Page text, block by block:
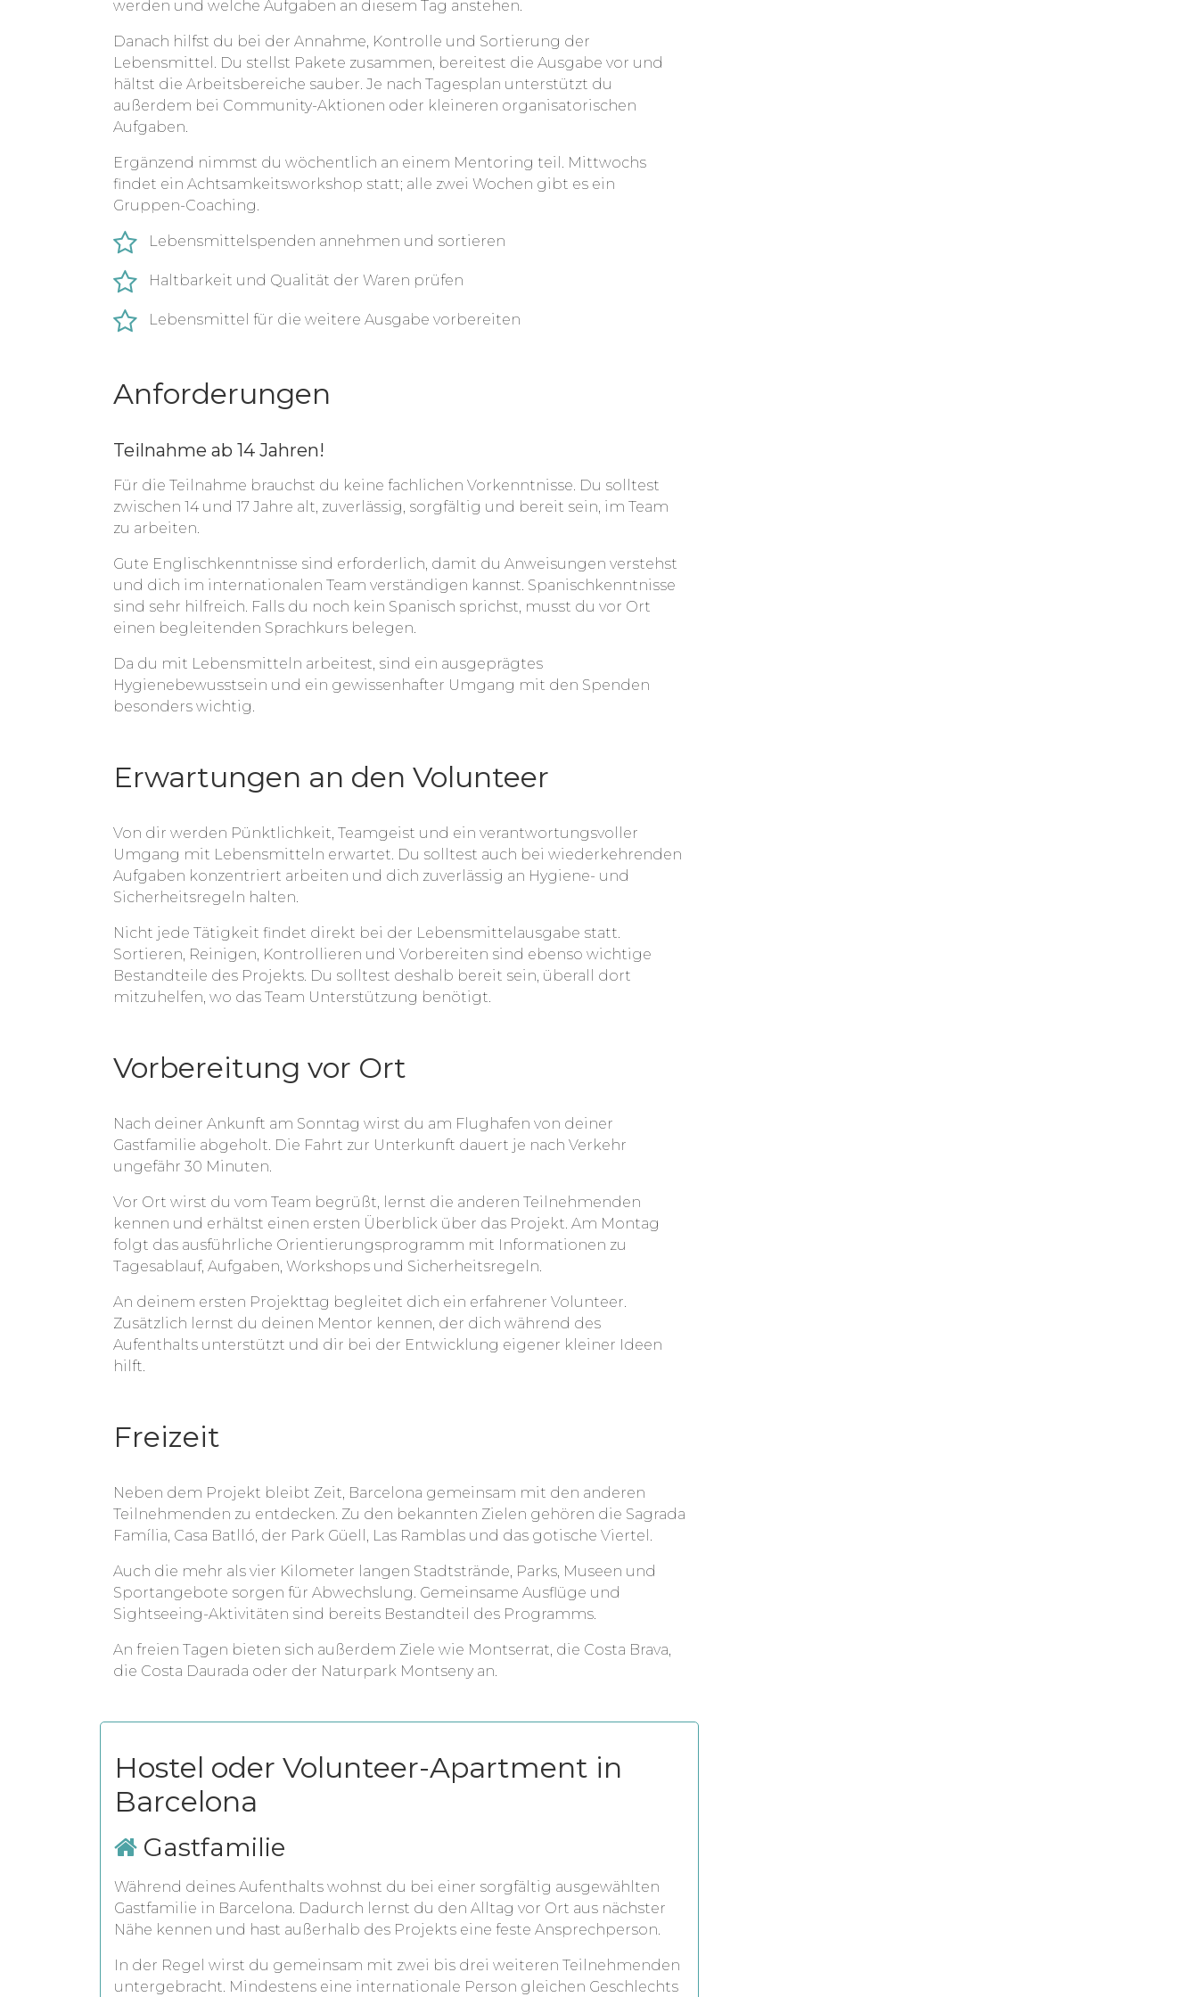
bewahren und gleichzeitig bedürftige Menschen in Barcelona zu versorgen.
Durch deine Mitarbeit kann das Team mehr Spenden bearbeiten, Pakete
vorbereiten und die Ausgabe verlässlich organisieren.
Darüber hinaus stärkst du die lokale Community und sammelst praktische
Erfahrungen in sozialer Arbeit, Lebensmittelrettung und nachhaltigem
Handeln. Das Ziel ist eine direkte Unterstützung vor Ort und ein bewussterer
Umgang mit verfügbaren Ressourcen.
werden und welche Aufgaben an diesem Tag anstehen.
Danach hilfst du bei der Annahme, Kontrolle und Sortierung der
Lebensmittel. Du stellst Pakete zusammen, bereitest die Ausgabe vor und
hältst die Arbeitsbereiche sauber. Je nach Tagesplan unterstützt du
außerdem bei Community-Aktionen oder kleineren organisatorischen
Aufgaben.
Ergänzend nimmst du wöchentlich an einem Mentoring teil. Mittwochs
findet ein Achtsamkeitsworkshop statt; alle zwei Wochen gibt es ein
Gruppen-Coaching.
Lebensmittelspenden annehmen und sortieren
Haltbarkeit und Qualität der Waren prüfen
Lebensmittel für die weitere Ausgabe vorbereiten
Anforderungen
Teilnahme ab 14 Jahren!
Für die Teilnahme brauchst du keine fachlichen Vorkenntnisse. Du solltest
zwischen 14 und 17 Jahre alt, zuverlässig, sorgfältig und bereit sein, im Team
zu arbeiten.
Gute Englischkenntnisse sind erforderlich, damit du Anweisungen verstehst
und dich im internationalen Team verständigen kannst. Spanischkenntnisse
sind sehr hilfreich. Falls du noch kein Spanisch sprichst, musst du vor Ort
einen begleitenden Sprachkurs belegen.
Da du mit Lebensmitteln arbeitest, sind ein ausgeprägtes
Hygienebewusstsein und ein gewissenhafter Umgang mit den Spenden
besonders wichtig.
Erwartungen an den Volunteer
Von dir werden Pünktlichkeit, Teamgeist und ein verantwortungsvoller
Umgang mit Lebensmitteln erwartet. Du solltest auch bei wiederkehrenden
Aufgaben konzentriert arbeiten und dich zuverlässig an Hygiene- und
Sicherheitsregeln halten.
Nicht jede Tätigkeit findet direkt bei der Lebensmittelausgabe statt.
Sortieren, Reinigen, Kontrollieren und Vorbereiten sind ebenso wichtige
Bestandteile des Projekts. Du solltest deshalb bereit sein, überall dort
mitzuhelfen, wo das Team Unterstützung benötigt.
Vorbereitung vor Ort
Nach deiner Ankunft am Sonntag wirst du am Flughafen von deiner
Gastfamilie abgeholt. Die Fahrt zur Unterkunft dauert je nach Verkehr
ungefähr 30 Minuten.
Vor Ort wirst du vom Team begrüßt, lernst die anderen Teilnehmenden
kennen und erhältst einen ersten Überblick über das Projekt. Am Montag
folgt das ausführliche Orientierungsprogramm mit Informationen zu
Tagesablauf, Aufgaben, Workshops und Sicherheitsregeln.
An deinem ersten Projekttag begleitet dich ein erfahrener Volunteer.
Zusätzlich lernst du deinen Mentor kennen, der dich während des
Aufenthalts unterstützt und dir bei der Entwicklung eigener kleiner Ideen
hilft.
Freizeit
Neben dem Projekt bleibt Zeit, Barcelona gemeinsam mit den anderen
Teilnehmenden zu entdecken. Zu den bekannten Zielen gehören die Sagrada
Família, Casa Batlló, der Park Güell, Las Ramblas und das gotische Viertel.
Auch die mehr als vier Kilometer langen Stadtstrände, Parks, Museen und
Sportangebote sorgen für Abwechslung. Gemeinsame Ausflüge und
Sightseeing-Aktivitäten sind bereits Bestandteil des Programms.
An freien Tagen bieten sich außerdem Ziele wie Montserrat, die Costa Brava,
die Costa Daurada oder der Naturpark Montseny an.
Hostel oder Volunteer-Apartment in
Barcelona
Gastfamilie
Während deines Aufenthalts wohnst du bei einer sorgfältig ausgewählten
Gastfamilie in Barcelona. Dadurch lernst du den Alltag vor Ort aus nächster
Nähe kennen und hast außerhalb des Projekts eine feste Ansprechperson.
In der Regel wirst du gemeinsam mit zwei bis drei weiteren Teilnehmenden
untergebracht. Mindestens eine internationale Person gleichen Geschlechts